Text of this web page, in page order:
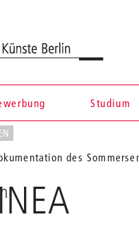
&
Studium
des
weiterempfehlen